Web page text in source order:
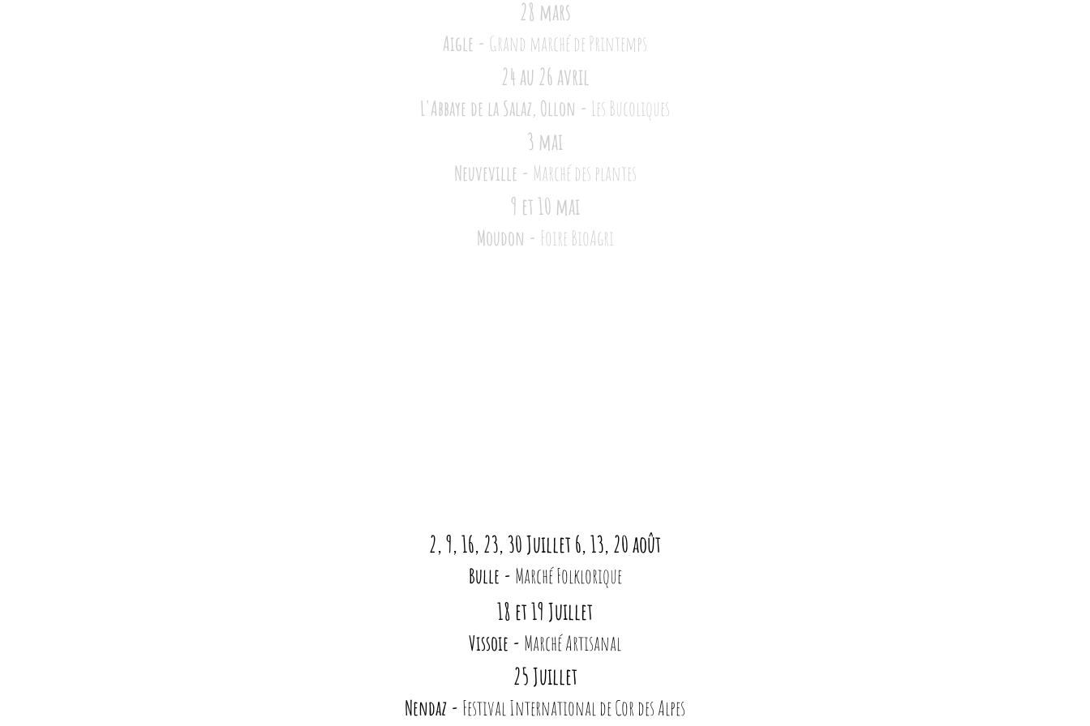
28 mars
Aigle - Grand marché de Printemps
24 au 26 avril
L'Abbaye de la Salaz, Ollon - Les Bucoliques
3 mai
Neuveville - Marché des plantes
9 et 10 mai
Moudon - Foire BioAgri
2, 9, 16, 23, 30 Juillet 6, 13, 20 août
Bulle - Marché Folklorique
25 Juillet
Nendaz - Festival International de Cor des Alpes
18 et 19 Juillet
Vissoie - Marché Artisanal